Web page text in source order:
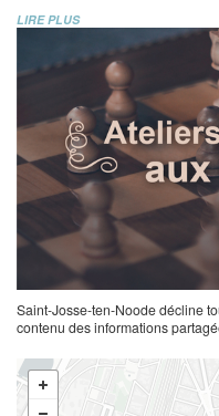
LIRE PLUS
Saint-Josse-ten-Noode décline
contenu des informations